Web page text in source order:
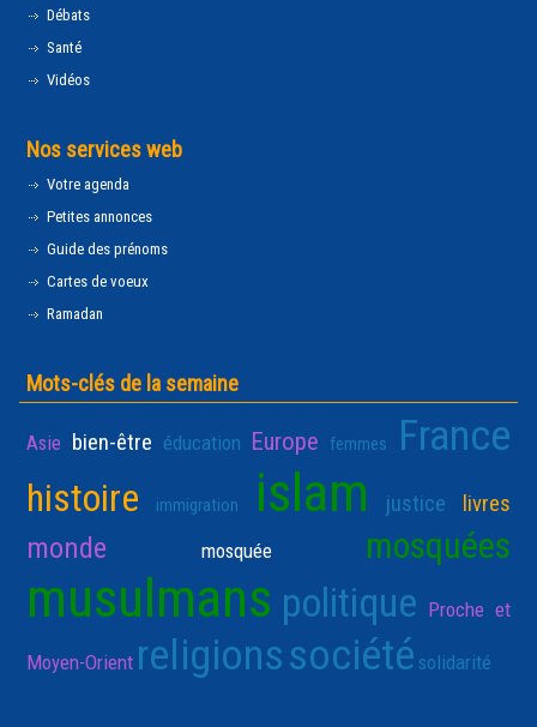
Débats
Santé
Vidéos
Nos services web
Votre agenda
Petites annonces
Guide des prénoms
Cartes de voeux
Ramadan
Mots-clés de la semaine
Asie bien-être éducation Europe femmes France
histoire immigration islam justice livres
monde mosquée mosquées
musulmans politique Proche et
Moyen-Orient religionssociété solidarité